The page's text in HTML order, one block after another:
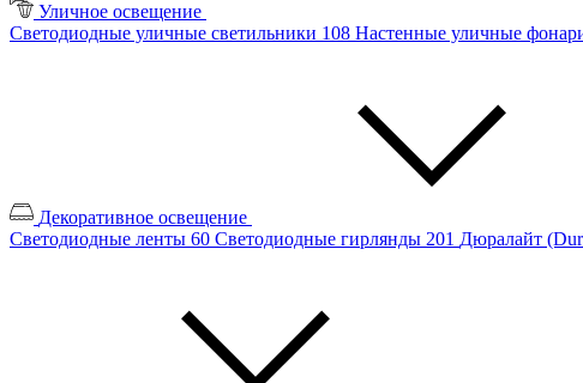
Уличное освещение
Светодиодные уличные светильники 108 Настенные уличные
Декоративное освещение
Светодиодные ленты 60 Светодиодные гирлянды 201 Дюралайт